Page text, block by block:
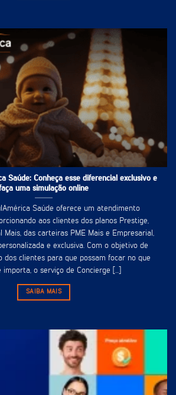
Saúde: Conheça esse diferencial exclusivo e
uma simulação online
Saúde oferece um atendimento
aos clientes dos planos Prestige,
Mais, das carteiras PME Mais e Empresarial,
e exclusiva. Com o objetivo de
dos clientes para que possam focar no que
o serviço de Concierge [...]
SAIBA MAIS